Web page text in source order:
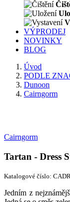
VÝPRODEJ
NOVINKY
BLOG
Úvod
PODLE
Dunoon
Cairngorm
Cairngorm
Tartan - Dress
Katalogové číslo:
Jedním z